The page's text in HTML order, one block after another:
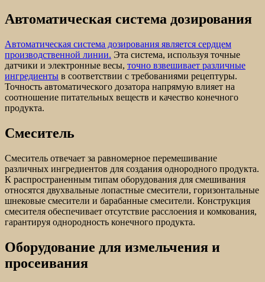
Автоматическая система дозирования
Автоматическая система дозирования является сердцем
производственной линии. Эта система, используя точные
датчики и электронные весы, точно взвешивает различные
ингредиенты в соответствии с требованиями рецептуры.
Точность автоматического дозатора напрямую влияет на
соотношение питательных веществ и качество конечного
продукта.
Смеситель
Смеситель отвечает за равномерное перемешивание
различных ингредиентов для создания однородного продукта.
К распространенным типам оборудования для смешивания
относятся двухвальные лопастные смесители, горизонтальные
шнековые смесители и барабанные смесители. Конструкция
смесителя обеспечивает отсутствие расслоения и комкования,
гарантируя однородность конечного продукта.
Оборудование для измельчения и
просеивания